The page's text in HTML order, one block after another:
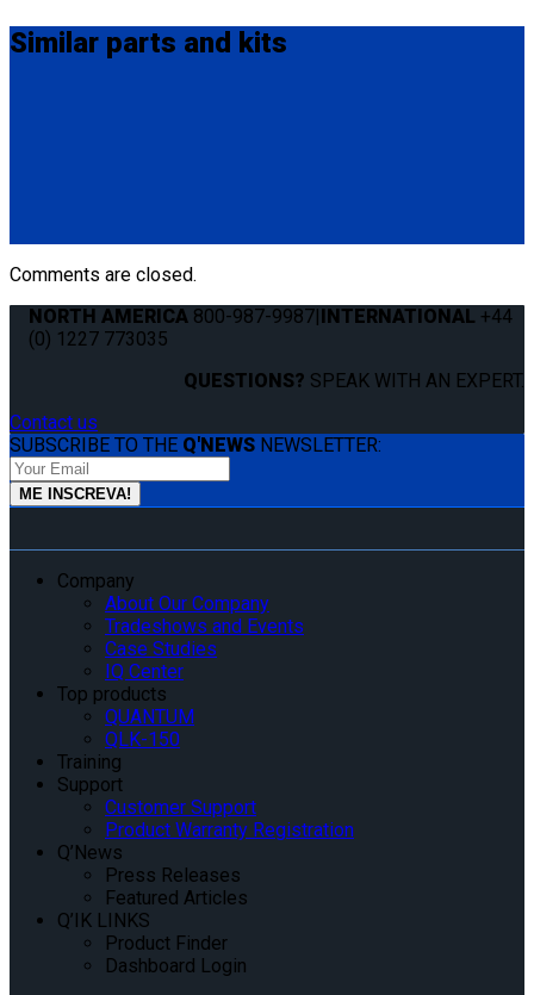
Similar parts and kits
Comments are closed.
NORTH AMERICA 800-987-9987|INTERNATIONAL +44
(0) 1227 773035
QUESTIONS? SPEAK WITH AN EXPERT.
Contact us
SUBSCRIBE TO THE Q'NEWS NEWSLETTER:
Company
About Our Company
Tradeshows and Events
Case Studies
IQ Center
Top products
QUANTUM
QLK-150
Training
Support
Customer Support
Product Warranty Registration
Q’News
Press Releases
Featured Articles
Q’IK LINKS
Product Finder
Dashboard Login